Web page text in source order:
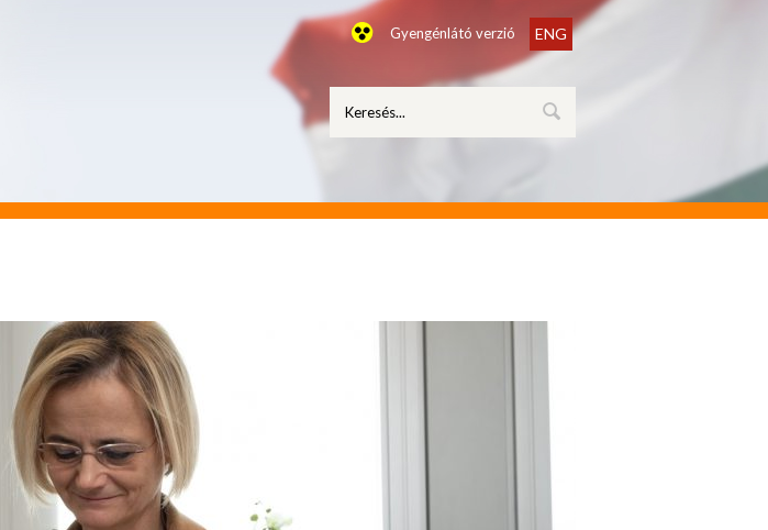
Gyengénlátó verzió ENG